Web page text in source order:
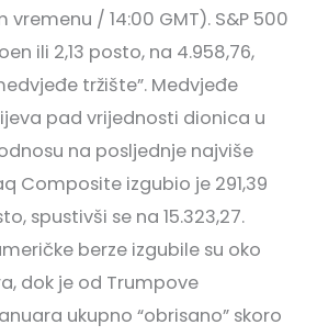
vremenu / 14:00 GMT). S&P 500
ili 2,13 posto, na 4.958,76,
tržište”. Medvjeđe
pad vrijednosti dionica u
na posljednje najviše
Composite izgubio je 291,39
spustivši se na 15.323,27.
berze izgubile su oko
dok je od Trumpove
ukupno “obrisano” skoro